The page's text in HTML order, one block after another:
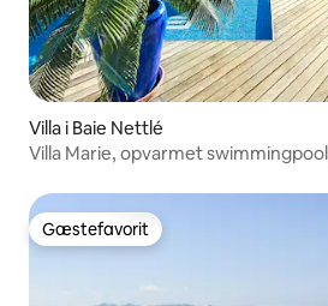
Villa i Baie Nettlé
Villa Marie, opvarmet
Gæstefavorit
Gæstefavorit